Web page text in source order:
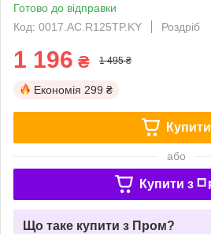
Готово до відправки
Код: 0017.AC.R125TP.KY
Роздріб
1 196 ₴ 1 495 ₴
Економія 299 ₴
Купити
або
Купити з
Що таке купити з Пром?